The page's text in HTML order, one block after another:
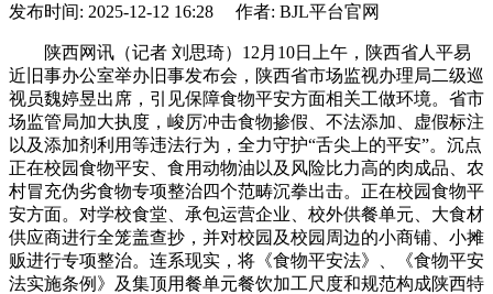
发布时间: 2025-12-12 16:28 作者: BJL平台官网
陕西网讯（记者 刘思琦）12月10日上午，陕西省人平易
近旧事办公室举办旧事发布会，陕西省市场监视办理局二级巡
视员魏婷昱出席，引见保障食物平安方面相关工做环境。省市
场监管局加大执度，峻厉冲击食物掺假、不法添加、虚假标注
以及添加剂利用等违法行为，全力守护“舌尖上的平安”。沉点
正在校园食物平安、食用动物油以及风险比力高的肉成品、农
村冒充伪劣食物专项整治四个范畴沉拳出击。正在校园食物平
安方面。对学校食堂、承包运营企业、校外供餐单元、大食材
供应商进行全笼盖查抄，并对校园及校园周边的小商铺、小摊
贩进行专项整治。连系现实，将《食物平安法》、《食物平安
法实施条例》及集顶用餐单元餐饮加工尺度和规范构成陕西特